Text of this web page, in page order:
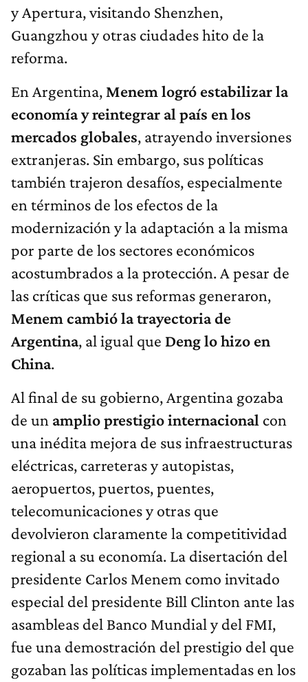
y Apertura, visitando Shenzhen,
Guangzhou y otras ciudades hito de la
reforma.
En Argentina, Menem logró estabilizar la
economía y reintegrar al país en los
mercados globales, atrayendo inversiones
extranjeras. Sin embargo, sus políticas
también trajeron desafíos, especialmente
en términos de los efectos de la
modernización y la adaptación a la misma
por parte de los sectores económicos
acostumbrados a la protección. A pesar de
las críticas que sus reformas generaron,
Menem cambió la trayectoria de
Argentina, al igual que Deng lo hizo en
China.
Al final de su gobierno, Argentina gozaba
de un amplio prestigio internacional con
una inédita mejora de sus infraestructuras
eléctricas, carreteras y autopistas,
aeropuertos, puertos, puentes,
telecomunicaciones y otras que
devolvieron claramente la competitividad
regional a su economía. La disertación del
presidente Carlos Menem como invitado
especial del presidente Bill Clinton ante las
asambleas del Banco Mundial y del FMI,
fue una demostración del prestigio del que
gozaban las políticas implementadas en los